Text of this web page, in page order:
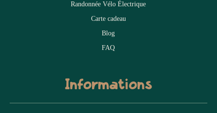
Randonnée Vélo Électrique
Carte cadeau
Blog
FAQ
Informations